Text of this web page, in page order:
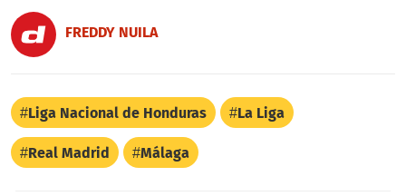
FREDDY NUILA
Liga Nacional de Honduras La Liga
Real Madrid Málaga